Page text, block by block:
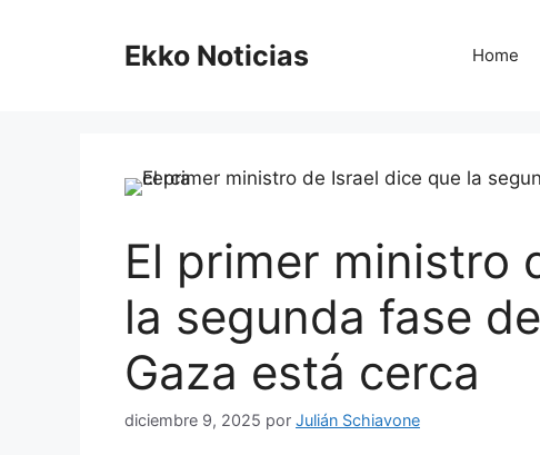
Ekko Noticias Home
El primer ministro
la segunda fase
Gaza está cerca
diciembre 9, 2025 por Julián Schiavone